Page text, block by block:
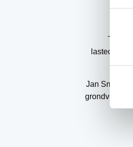
e
s
m
m
i
Tonny
Jan Smeets